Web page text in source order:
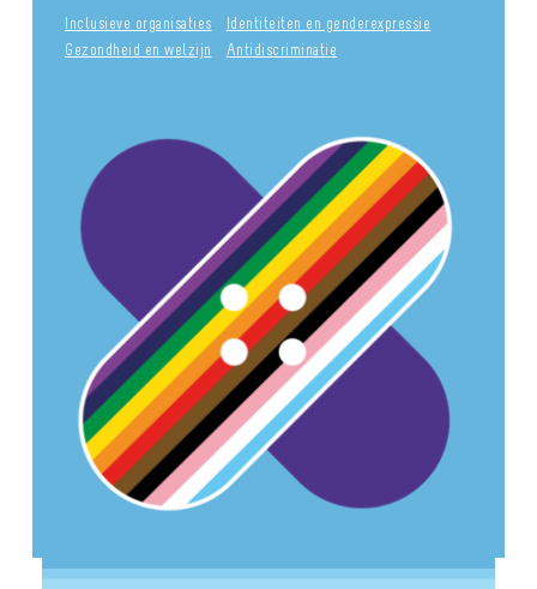
Inclusieve organisaties
Identiteiten en genderexpressie
Gezondheid en welzijn
Antidiscriminatie